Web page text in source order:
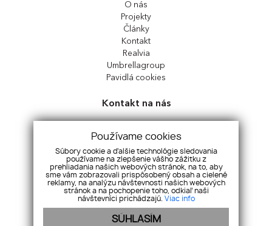
O nás
Projekty
Články
Kontakt
Realvia
Umbrellagroup
Pavidlá cookies
Kontakt na nás
Sládkovičova 7326, 92901, Dunajská Streda
Slovensko
+421 917 997 674| office@perfect-real.sk
facebook| instagram
Používame cookies
Súbory cookie a ďalšie technológie sledovania
používame na zlepšenie vášho zážitku z
prehliadania našich webových stránok, na to, aby
sme vám zobrazovali prispôsobený obsah a cielené
reklamy, na analýzu návštevnosti našich webových
stránok a na pochopenie toho, odkiaľ naši
návštevníci prichádzajú. Viac info
SÚHLASÍM